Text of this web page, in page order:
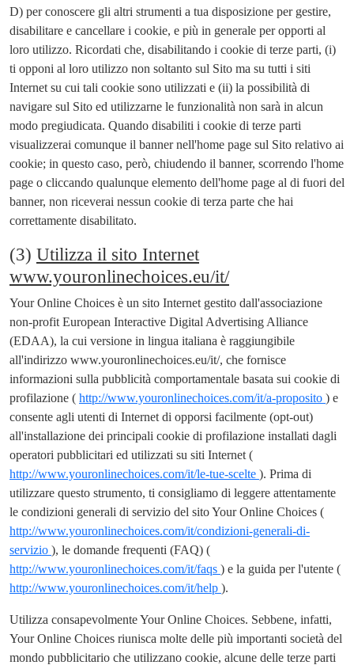
D) per conoscere gli altri strumenti a tua disposizione per gestire,
disabilitare e cancellare i cookie, e più in generale per opporti al
loro utilizzo. Ricordati che, disabilitando i cookie di terze parti, (i)
ti opponi al loro utilizzo non soltanto sul Sito ma su tutti i siti
Internet su cui tali cookie sono utilizzati e (ii) la possibilità di
navigare sul Sito ed utilizzarne le funzionalità non sarà in alcun
modo pregiudicata. Quando disabiliti i cookie di terze parti
visualizzerai comunque il banner nell'home page sul Sito relativo ai
cookie; in questo caso, però, chiudendo il banner, scorrendo l'home
page o cliccando qualunque elemento dell'home page al di fuori del
banner, non riceverai nessun cookie di terza parte che hai
correttamente disabilitato.
(3) Utilizza il sito Internet
www.youronlinechoices.eu/it/
Your Online Choices è un sito Internet gestito dall'associazione
non-profit European Interactive Digital Advertising Alliance
(EDAA), la cui versione in lingua italiana è raggiungibile
all'indirizzo www.youronlinechoices.eu/it/, che fornisce
informazioni sulla pubblicità comportamentale basata sui cookie di
profilazione ( http://www.youronlinechoices.com/it/a-proposito ) e
consente agli utenti di Internet di opporsi facilmente (opt-out)
all'installazione dei principali cookie di profilazione installati dagli
operatori pubblicitari ed utilizzati su siti Internet (
http://www.youronlinechoices.com/it/le-tue-scelte ). Prima di
utilizzare questo strumento, ti consigliamo di leggere attentamente
le condizioni generali di servizio del sito Your Online Choices (
http://www.youronlinechoices.com/it/condizioni-generali-di-
servizio ), le domande frequenti (FAQ) (
http://www.youronlinechoices.com/it/faqs ) e la guida per l'utente (
http://www.youronlinechoices.com/it/help ).
Utilizza consapevolmente Your Online Choices. Sebbene, infatti,
Your Online Choices riunisca molte delle più importanti società del
mondo pubblicitario che utilizzano cookie, alcune delle terze parti